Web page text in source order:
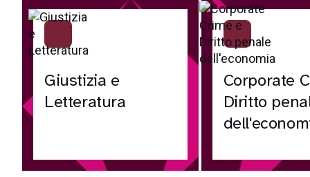
Giustizia e
Letteratura
Corporate
Diritto